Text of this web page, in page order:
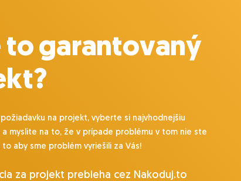
to garantovaný
na projekt, vyberte si najvhodnejšiu
a myslite na to, že v prípade problému v tom nie ste
to aby sme problém vyriešili za Vás!
za projekt prebieha cez Nakoduj.to